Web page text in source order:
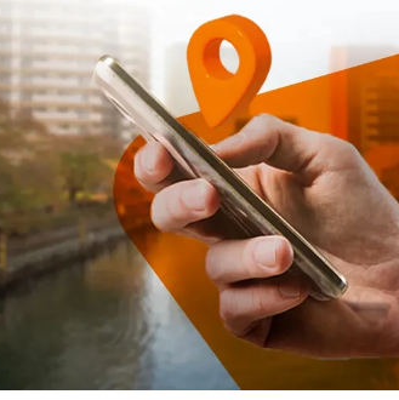
ve dolum sırasında plaka bilgilerini
yanlışlıkları önler ve sürücüler
trafiğinde zaman tasarrufu
mu?
için büyük kolaylık sağlayan
ve büyük filolar için önemli
kontrol altına almak, kayıt
için bu sistemi tercih
olduğunu öğrenmek içinUTTS